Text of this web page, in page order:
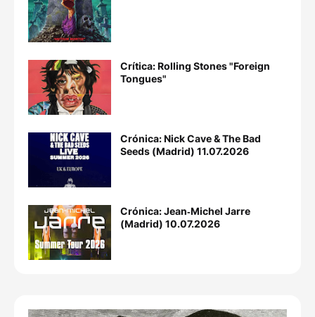
Crítica: Rolling Stones "Foreign
Tongues"
Crónica: Nick Cave & The Bad
Seeds (Madrid) 11.07.2026
Crónica: Jean‐Michel Jarre
(Madrid) 10.07.2026